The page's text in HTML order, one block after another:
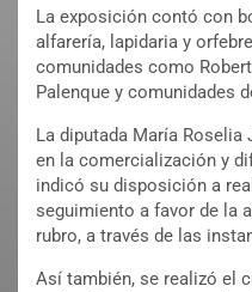
La exposición contó con
alfarería, lapidaria y
comunidades como
Palenque y comunidades
La diputada María Roselia
en la comercialización y
indicó su disposición a
seguimiento a favor de la
rubro, a través de las
Así también, se realizó el